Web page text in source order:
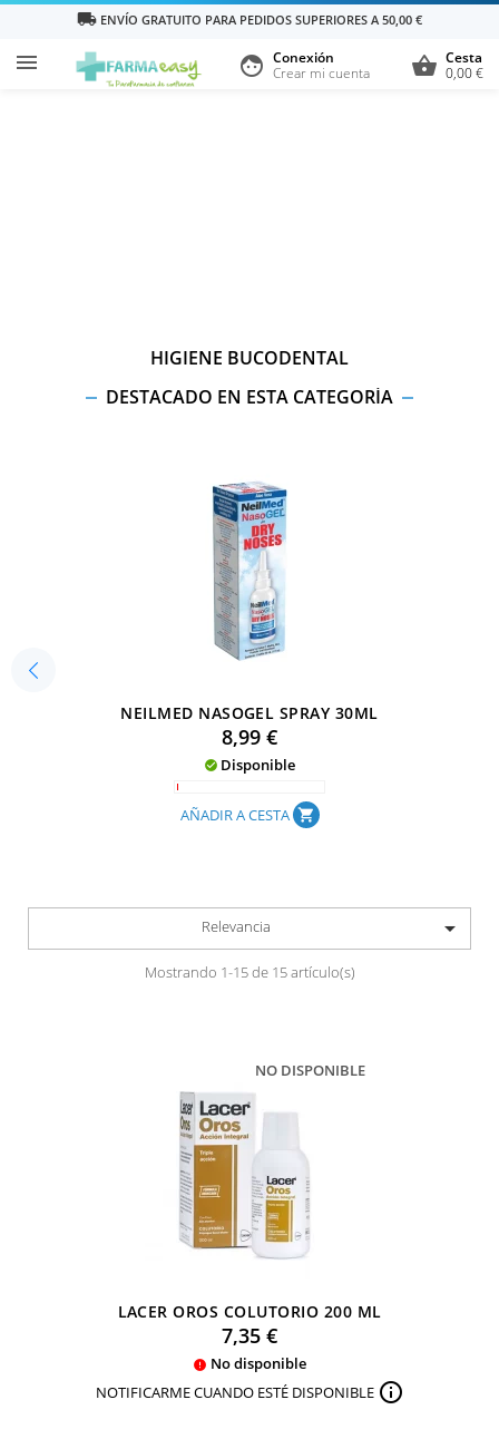
local_shipping ENVÍO GRATUITO PARA PEDIDOS SUPERIORES A 50,00 €
 shopping_basket Cesta
0,00 €
face Conexión
Crear mi cuenta
HIGIENE BUCODENTAL
DESTACADO EN ESTA CATEGORÍA
NEILMED NASOGEL SPRAY 30ML
Precio
8,99 €
 Disponible
AÑADIR A CESTA shopping_cart
Relevancia 
Mostrando 1-15 de 15 artículo(s)
LACER OROS COLUTORIO 200 ML
Precio
7,35 €
 No disponible
NOTIFICARME CUANDO ESTÉ DISPONIBLE 
NO DISPONIBLE